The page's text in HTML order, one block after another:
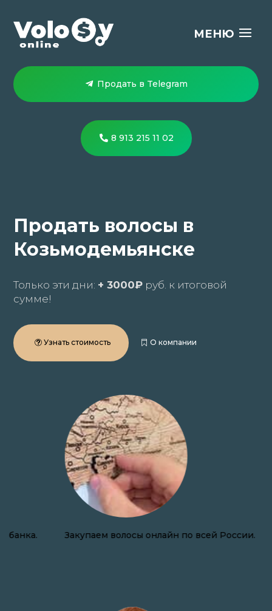
Продать в Telegram
8 913 215 11 02
Продать волосы в
Козьмодемьянске
Только эти дни: + 3000₽ руб. к итоговой
сумме!
Узнать стоимость О компании
Закупаем волосы онлайн по всей России.